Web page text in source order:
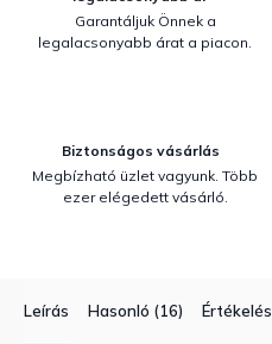
Garantáljuk Önnek a
legalacsonyabb árat a piacon.
Biztonságos vásárlás
Megbízható üzlet vagyunk. Több
ezer elégedett vásárló.
Leírás Hasonló (16) Értékelés